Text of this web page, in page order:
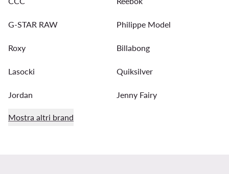
G-STAR RAW Philippe Model
Roxy Billabong
Lasocki Quiksilver
Jordan Jenny Fairy
Mostra altri brand